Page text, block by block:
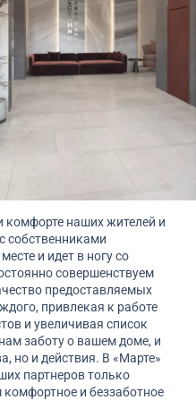
комфорте наших жителей и
собственниками
и идет в ногу со
совершенствуем
предоставляемых
привлекая к работе
и увеличивая список
заботу о вашем доме, и
но и действия. В «Марте»
партнеров только
и беззаботное